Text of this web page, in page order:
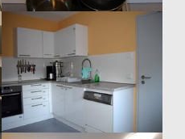
Show larger version